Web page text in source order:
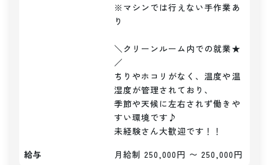
※マシンでは行えない手作業あ
り
＼クリーンルーム内での就業★
／
ちりやホコリがなく、温度や温
湿度が管理されており、
季節や天候に左右されず働きや
すい環境です♪
未経験さん大歓迎です！！
給与
月給制 250,000円 〜 250,000円